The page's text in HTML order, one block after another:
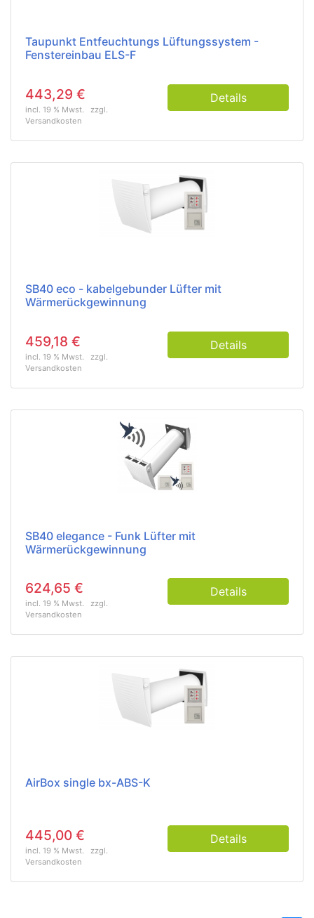
Taupunkt Entfeuchtungs Lüftungssystem -
Fenstereinbau ELS-F
443,29 €
incl. 19 % Mwst. zzgl.
Versandkosten
Details
SB40 eco - kabelgebunder Lüfter mit
Wärmerückgewinnung
459,18 €
incl. 19 % Mwst. zzgl.
Versandkosten
Details
SB40 elegance - Funk Lüfter mit
Wärmerückgewinnung
624,65 €
incl. 19 % Mwst. zzgl.
Versandkosten
Details
AirBox single bx-ABS-K
445,00 €
incl. 19 % Mwst. zzgl.
Versandkosten
Details